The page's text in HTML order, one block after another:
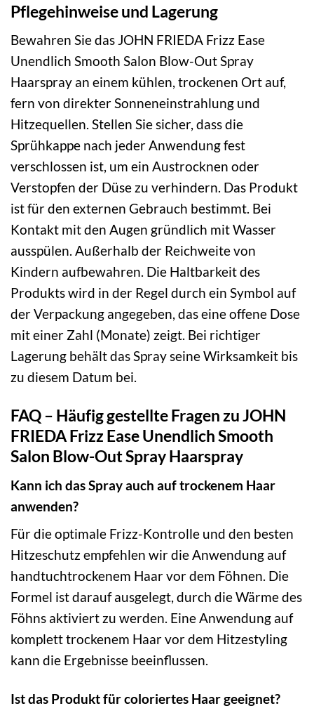
Pflegehinweise und Lagerung
Bewahren Sie das JOHN FRIEDA Frizz Ease
Unendlich Smooth Salon Blow-Out Spray
Haarspray an einem kühlen, trockenen Ort auf,
fern von direkter Sonneneinstrahlung und
Hitzequellen. Stellen Sie sicher, dass die
Sprühkappe nach jeder Anwendung fest
verschlossen ist, um ein Austrocknen oder
Verstopfen der Düse zu verhindern. Das Produkt
ist für den externen Gebrauch bestimmt. Bei
Kontakt mit den Augen gründlich mit Wasser
ausspülen. Außerhalb der Reichweite von
Kindern aufbewahren. Die Haltbarkeit des
Produkts wird in der Regel durch ein Symbol auf
der Verpackung angegeben, das eine offene Dose
mit einer Zahl (Monate) zeigt. Bei richtiger
Lagerung behält das Spray seine Wirksamkeit bis
zu diesem Datum bei.
FAQ – Häufig gestellte Fragen zu JOHN
FRIEDA Frizz Ease Unendlich Smooth
Salon Blow-Out Spray Haarspray
Kann ich das Spray auch auf trockenem Haar
anwenden?
Für die optimale Frizz-Kontrolle und den besten
Hitzeschutz empfehlen wir die Anwendung auf
handtuchtrockenem Haar vor dem Föhnen. Die
Formel ist darauf ausgelegt, durch die Wärme des
Föhns aktiviert zu werden. Eine Anwendung auf
komplett trockenem Haar vor dem Hitzestyling
kann die Ergebnisse beeinflussen.
Ist das Produkt für coloriertes Haar geeignet?